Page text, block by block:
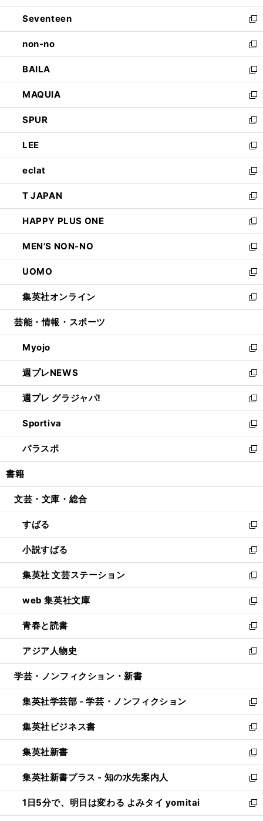
開
く
ウ
で
開
く
ン
ド
ウ
で
開
く
Seventeen
新
し
い
ウ
ィ
ン
ド
ウ
で
開
く
non-no
新
し
い
ウ
ィ
ン
ド
ウ
で
開
く
BAILA
新
し
い
ウ
ィ
ン
ド
ウ
で
開
く
MAQUIA
新
し
い
ウ
ィ
ン
ド
ウ
で
開
く
SPUR
新
し
い
ウ
ィ
ン
ド
ウ
で
開
く
LEE
新
し
い
ウ
ィ
ン
ド
ウ
で
開
く
eclat
新
し
い
ウ
ィ
ン
ド
ウ
で
開
く
T JAPAN
新
し
い
ウ
ィ
ン
ド
ウ
で
開
HAPPY PLUS ONE
新
し
い
ウ
ィ
ン
ド
ウ
開
く
MEN'S NON-NO
新
し
い
ウ
ィ
ン
ウ
で
開
く
UOMO
新
し
い
ウ
ン
ド
ウ
で
開
く
集英社オンライン
新
し
ウ
ィ
ン
ド
ウ
で
開
く
芸能・情報・スポーツ
Myojo
新
し
い
ウ
ィ
ン
ド
ウ
で
開
週プレNEWS
新
し
い
ウ
ィ
ン
ド
ウ
開
週プレ グラジャパ!
新
し
い
ウ
ィ
ン
ウ
開
く
Sportiva
新
し
い
ウ
ン
ウ
で
開
く
パラスポ
新
し
ウ
ン
ド
ウ
で
開
く
書籍
文芸・文庫・総合
すばる
新
し
い
ウ
ィ
ン
ド
ウ
で
開
く
小説すばる
新
し
い
ウ
ィ
ン
ド
ウ
で
開
集英社 文芸ステーション
新
し
い
ウ
ィ
ン
ド
ウ
開
く
web 集英社文庫
新
し
い
ウ
ィ
ン
ウ
で
開
く
青春と読書
新
し
い
ウ
ン
ド
ウ
で
開
く
アジア人物史
新
し
ウ
ィ
ン
ド
ウ
で
開
く
学芸・ノンフィクション・新書
集英社学芸部 - 学芸・ノンフィクション
新
し
い
ウ
ィ
ン
ド
ウ
で
開
集英社ビジネス書
新
し
い
ウ
ィ
ン
ド
ウ
集英社新書
新
し
い
ウ
ィ
ン
集英社新書プラス - 知の水先案内人
新
し
い
ウ
1日5分で、明日は変わる よみタイ yomitai
新
し